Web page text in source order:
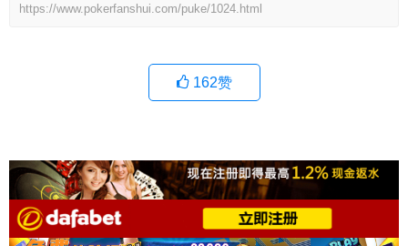
https://www.pokerfanshui.com/puke/1024.html
162赞